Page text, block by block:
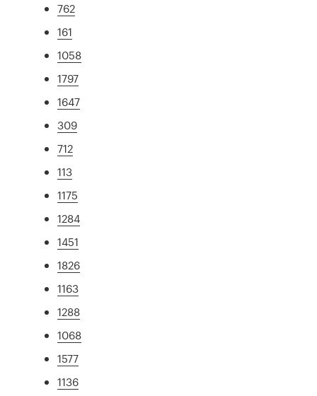
762
161
1058
1797
1647
309
712
113
1175
1284
1451
1826
1163
1288
1068
1577
1136